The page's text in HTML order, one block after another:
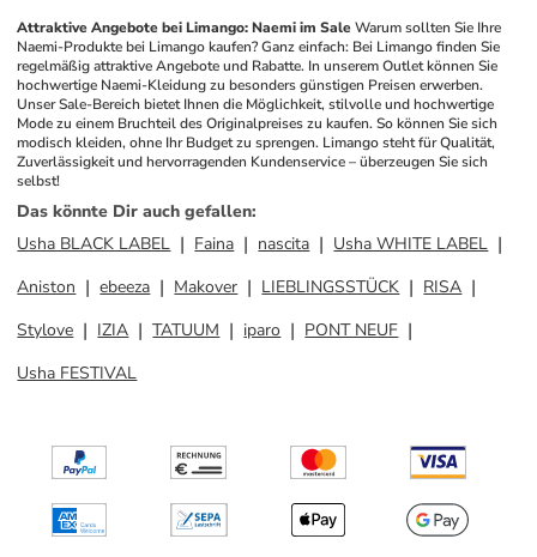
Attraktive Angebote bei Limango: Naemi im Sale Warum sollten Sie Ihre
Naemi-Produkte bei Limango kaufen? Ganz einfach: Bei Limango finden Sie
regelmäßig attraktive Angebote und Rabatte. In unserem Outlet können Sie
hochwertige Naemi-Kleidung zu besonders günstigen Preisen erwerben.
Unser Sale-Bereich bietet Ihnen die Möglichkeit, stilvolle und hochwertige
Mode zu einem Bruchteil des Originalpreises zu kaufen. So können Sie sich
modisch kleiden, ohne Ihr Budget zu sprengen. Limango steht für Qualität,
Zuverlässigkeit und hervorragenden Kundenservice – überzeugen Sie sich
selbst!
Das könnte Dir auch gefallen:
Usha BLACK LABEL
Faina nascita
Usha WHITE LABEL
Aniston
ebeeza Makover LIEBLINGSSTÜCK
RISA
Stylove
IZIA TATUUM iparo
PONT NEUF
Usha FESTIVAL